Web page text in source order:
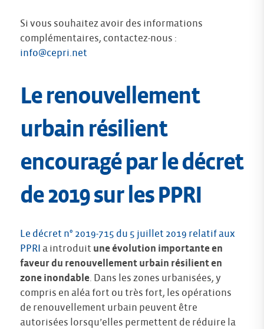
Si vous souhaitez avoir des informations
complémentaires, contactez-nous :
info@cepri.net
Le renouvellement
urbain résilient
encouragé par le décret
de 2019 sur les PPRI
Le décret n° 2019-715 du 5 juillet 2019 relatif aux
PPRI a introduit une évolution importante en
faveur du renouvellement urbain résilient en
zone inondable. Dans les zones urbanisées, y
compris en aléa fort ou très fort, les opérations
de renouvellement urbain peuvent être
autorisées lorsqu’elles permettent de réduire la